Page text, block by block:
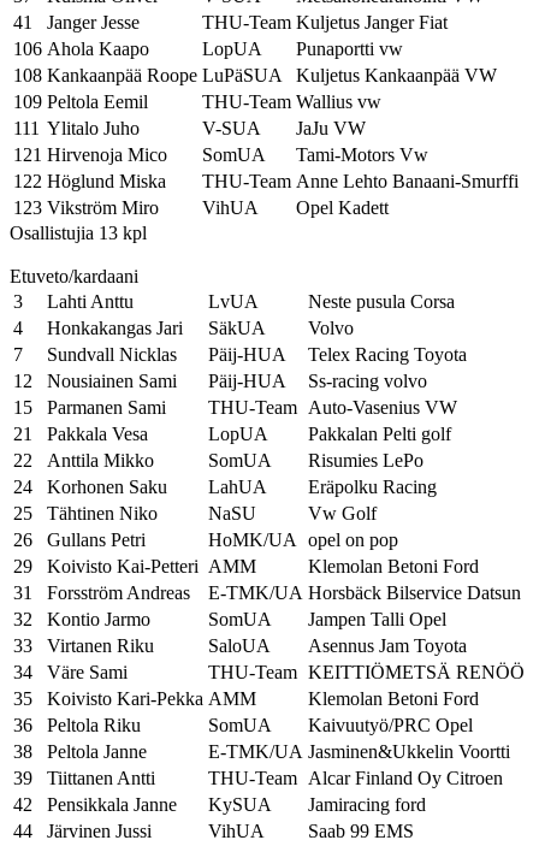
41
Janger Jesse THU-Team Kuljetus Janger Fiat
106 Ahola Kaapo LopUA
Punaportti vw
108 Kankaanpää Roope LuPäSUA
Kuljetus Kankaanpää VW
109 Peltola Eemil THU-Team Wallius vw
111 Ylitalo Juho V-SUA
JaJu VW
121 Hirvenoja Mico SomUA
Tami-Motors Vw
122 Höglund Miska THU-Team Anne Lehto Banaani-Smurffi
123 Vikström Miro VihUA
Opel Kadett
Osallistujia 13 kpl
Etuveto/kardaani
3
Lahti Anttu LvUA
Neste pusula Corsa
4
Honkakangas Jari SäkUA
Volvo
7
Sundvall Nicklas Päij-HUA
Telex Racing Toyota
12
Nousiainen Sami Päij-HUA
Ss-racing volvo
15
Parmanen Sami THU-Team Auto-Vasenius VW
21
Pakkala Vesa LopUA
Pakkalan Pelti golf
22
Anttila Mikko SomUA
Risumies LePo
24
Korhonen Saku LahUA
Eräpolku Racing
25
Tähtinen Niko NaSU
Vw Golf
26
Gullans Petri HoMK/UA
opel on pop
29
Koivisto Kai-Petteri AMM
Klemolan Betoni Ford
31
Forsström Andreas E-TMK/UA Horsbäck Bilservice Datsun
32
Kontio Jarmo SomUA
Jampen Talli Opel
33
Virtanen Riku SaloUA
Asennus Jam Toyota
34
Väre Sami THU-Team KEITTIÖMETSÄ RENÖÖ
35
Koivisto Kari-Pekka AMM
Klemolan Betoni Ford
36
Peltola Riku SomUA
Kaivuutyö/PRC Opel
38
Peltola Janne E-TMK/UA Jasminen&Ukkelin Voortti
39
Tiittanen Antti THU-Team Alcar Finland Oy Citroen
42
Pensikkala Janne KySUA
Jamiracing ford
44
Järvinen Jussi VihUA
Saab 99 EMS